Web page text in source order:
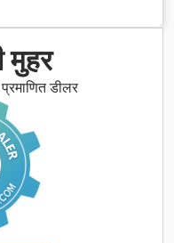
मुहर
डीलर